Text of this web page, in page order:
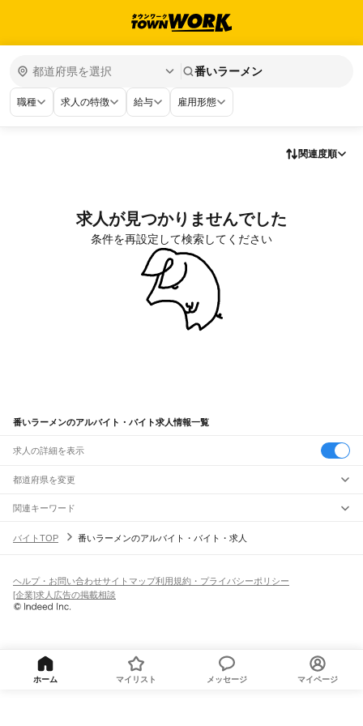
番いラーメン
職種 求人の特徴 給与 雇用形態
関連度順
求人が見つかりませんでした
条件を再設定して検索してください
番いラーメンのアルバイト・バイト求人情報一覧
求人の詳細を表示
都道府県を変更
関連キーワード
バイトTOP
番いラーメンのアルバイト・バイト・求人
ヘルプ・お問い合わせサイトマップ利用規約・プライバシーポリシー
[企業]求人広告の掲載相談
ホーム マイリスト メッセージ マイページ